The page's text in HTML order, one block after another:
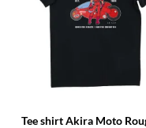
Tee shirt Akira Moto